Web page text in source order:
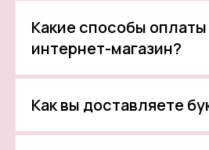
Какие способы
интернет-магазин?
Как вы доставляете